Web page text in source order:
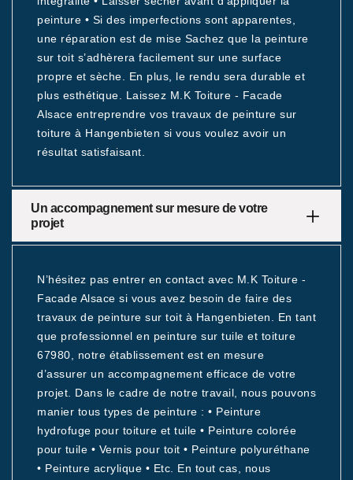
peinture • Si des imperfections sont apparentes,
une réparation est de mise Sachez que la peinture
sur toit s’adhèrera facilement sur une surface
propre et sèche. En plus, le rendu sera durable et
plus esthétique. Laissez M.K Toiture - Facade
Alsace entreprendre vos travaux de peinture sur
toiture à Hangenbieten si vous voulez avoir un
résultat satisfaisant.
Un accompagnement sur mesure de votre
projet
N’hésitez pas entrer en contact avec M.K Toiture -
Facade Alsace si vous avez besoin de faire des
travaux de peinture sur toit à Hangenbieten. En tant
que professionnel en peinture sur tuile et toiture
67980, notre établissement est en mesure
d’assurer un accompagnement efficace de votre
projet. Dans le cadre de notre travail, nous pouvons
manier tous types de peinture : • Peinture
hydrofuge pour toiture et tuile • Peinture colorée
pour tuile • Vernis pour toit • Peinture polyuréthane
• Peinture acrylique • Etc. En tout cas, nous